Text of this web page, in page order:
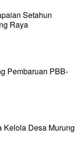
Setahun
Raya
Pembaruan PBB-
Kelola Desa Murung